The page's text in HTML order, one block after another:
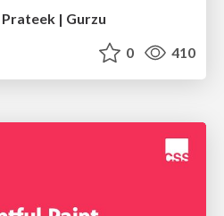
| Gurzu
0 410